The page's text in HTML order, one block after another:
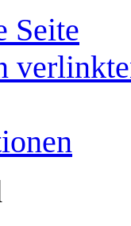
Seite